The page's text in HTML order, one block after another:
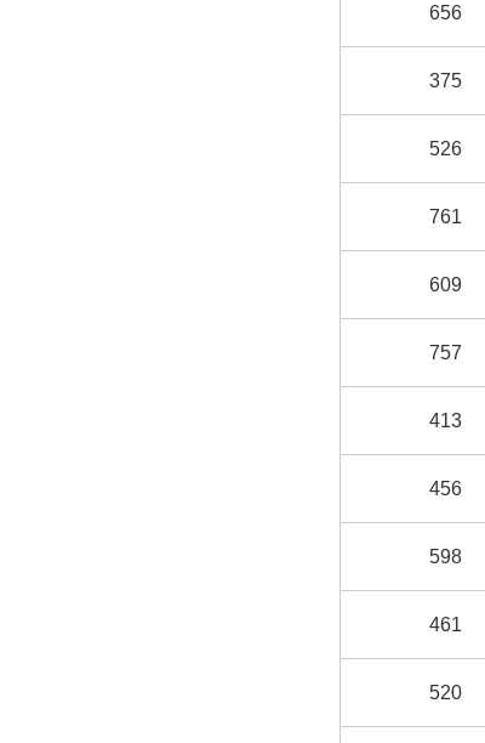
656
375
526
761
609
757
413
456
598
461
520